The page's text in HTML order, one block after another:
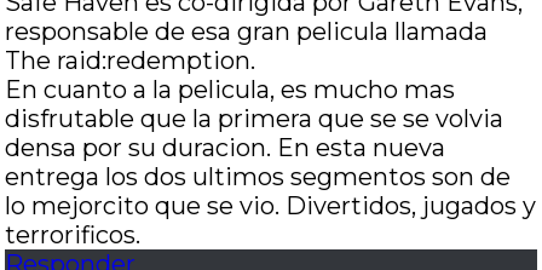
responsable de esa gran pelicula llamada
The raid:redemption.
En cuanto a la pelicula, es mucho mas
disfrutable que la primera que se se volvia
densa por su duracion. En esta nueva
entrega los dos ultimos segmentos son de
lo mejorcito que se vio. Divertidos, jugados y
terrorificos.
Responder